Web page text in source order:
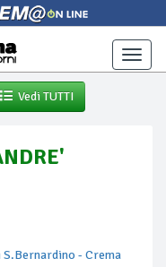
Toggle
Vedi TUTTI
- Crema